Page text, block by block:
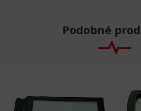
Podobné